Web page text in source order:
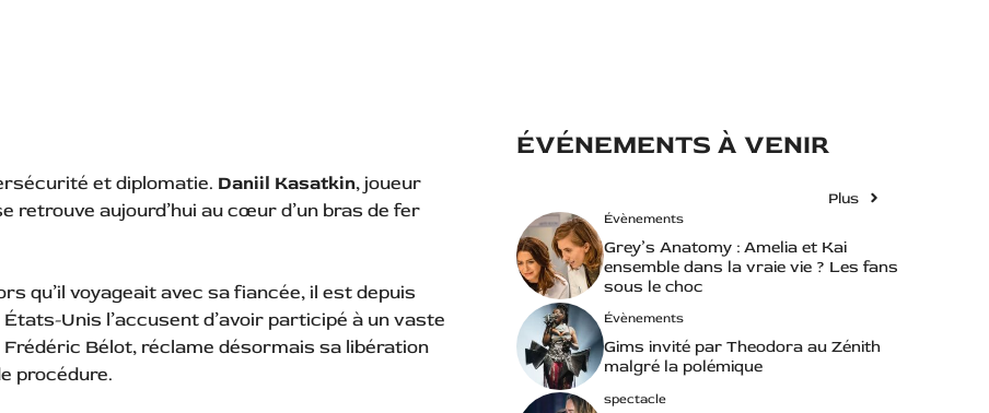
et diplomatie. Daniil Kasatkin, joueur
retrouve aujourd’hui au cœur d’un bras de fer
qu’il voyageait avec sa fiancée, il est depuis
Unis l’accusent d’avoir participé à un vaste
Bélot, réclame désormais sa libération
procédure.
ÉVÉNEMENTS À VENIR
Plus
Évènements
Grey’s Anatomy : Amelia et Kai
ensemble dans la vraie vie ? Les fans
sous le choc
Évènements
Gims invité par Theodora au Zénith
malgré la polémique
spectacle